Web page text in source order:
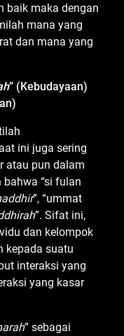
baik maka dengan
mana yang
dan mana yang
” (Kebudayaan)
atau pun dalam
“si fulan
”, “ummat
”. Sifat ini,
dan kelompok
kepada suatu
interaksi yang
yang kasar
” sebagai